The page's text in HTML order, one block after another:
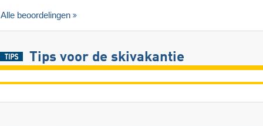
Alle beoordelingen
Tips voor de skivakantie